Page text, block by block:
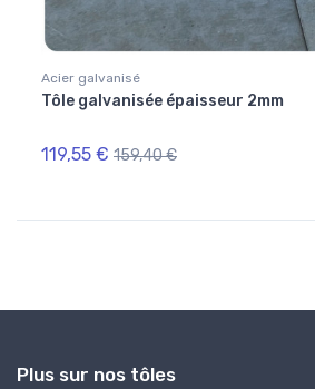
Acier galvanisé
Tôle galvanisée épaisseur 2mm
119,55 € 159,40 €
Plus sur nos tôles